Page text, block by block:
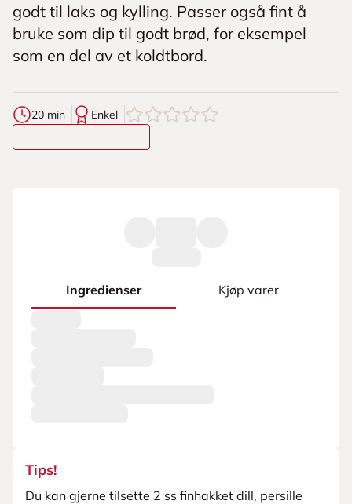
godt til laks og kylling. Passer også fint å
bruke som dip til godt brød, for eksempel
som en del av et koldtbord.
20 min Enkel 0av5stjerner
Ingredienser Kjøp varer
Tips!
Du kan gjerne tilsette 2 ss finhakket dill, persille